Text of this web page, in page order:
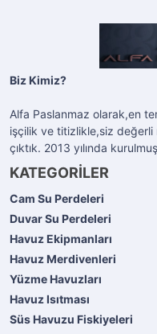
Biz Kimiz?
Alfa Paslanmaz olarak,en
işçilik ve titizlikle,siz değerli
çıktık. 2013 yılında
KATEGORİLER
Cam Su Perdeleri
Duvar Su Perdeleri
Havuz Ekipmanları
Havuz Merdivenleri
Yüzme Havuzları
Havuz Isıtması
Süs Havuzu Fiskiyeleri